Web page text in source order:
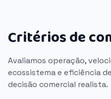
Critérios de
Avaliamos operação,
ecossistema e eficiência
decisão comercial realista.